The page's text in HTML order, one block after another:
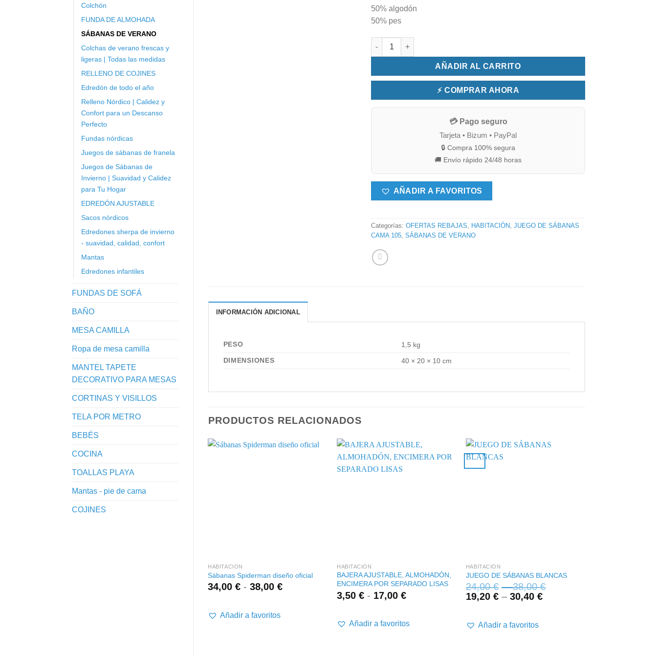
Colchón
FUNDA DE ALMOHADA
SÁBANAS DE VERANO
Colchas de verano frescas y
ligeras | Todas las medidas
RELLENO DE COJINES
Edredón de todo el año
Relleno Nórdico | Calidez y
Confort para un Descanso
Perfecto
Fundas nórdicas
Juegos de sábanas de franela
Juegos de Sábanas de
Invierno | Suavidad y Calidez
para Tu Hogar
EDREDÓN AJUSTABLE
Sacos nórdicos
Edredones sherpa de invierno
- suavidad, calidad, confort
Mantas
Edredones infantiles
FUNDAS DE SOFÁ
BAÑO
MESA CAMILLA
Ropa de mesa camilla
MANTEL TAPETE
DECORATIVO PARA MESAS
CORTINAS Y VISILLOS
TELA POR METRO
BEBÉS
COCINA
TOALLAS PLAYA
Mantas - pie de cama
COJINES
50% algodón
50% pes
Sábanas cama 105 algodón/pes cantidad
AÑADIR AL CARRITO
⚡ COMPRAR AHORA
💳 Pago seguro
Tarjeta • Bizum • PayPal
🔒 Compra 100% segura
🚚 Envío rápido 24/48 horas
AÑADIR A FAVORITOS
Categorías:OFERTAS REBAJAS, HABITACIÓN,JUEGO DE SÁBANAS
CAMA 105,SÁBANAS DE VERANO
INFORMACIÓN ADICIONAL
PESO
1,5 kg
DIMENSIONES
40 × 20 × 10 cm
PRODUCTOS RELACIONADOS
HABITACIÓN
Sábanas Spiderman diseño oficial
34,00€ - 38,00€Rango
Añadir a favoritos
HABITACIÓN
BAJERA AJUSTABLE, ALMOHADÓN,
ENCIMERA POR SEPARADO LISAS
3,50€ - 17,00€Rango
desde
Añadir a favoritos
HABITACIÓN
JUEGO DE SÁBANAS BLANCAS
24,00€ –38,00€
19,20 €– 30,40 €
Añadir a favoritos